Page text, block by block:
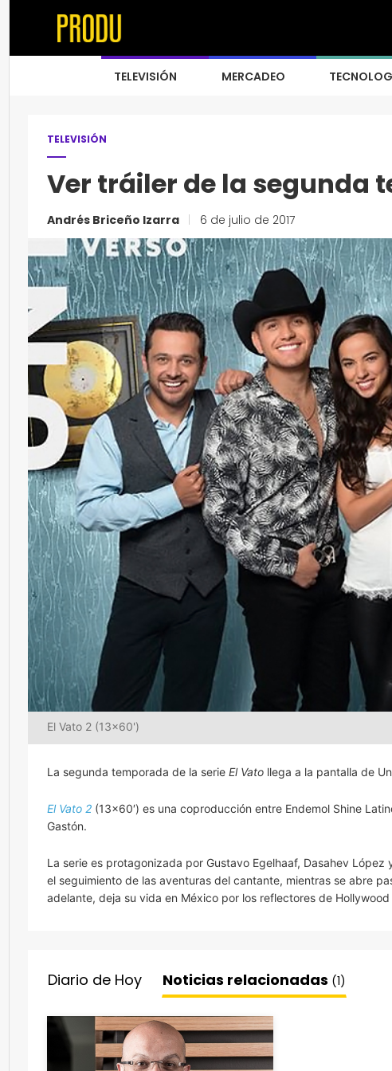
TELEVISIÓN MERCADEO
TELEVISIÓN
Ver tráiler de la segunda
Andrés Briceño Izarra 6 de julio de 2017
El Vato 2 (13x60')
La segunda temporada de la serie El Vato llega a la pantalla de
El Vato 2 (13×60′) es una coproducción entre Endemol Shine
Gastón.
La serie es protagonizada por Gustavo Egelhaaf, Dasahev
el seguimiento de las aventuras del cantante, mientras se abre
adelante, deja su vida en México por los reflectores de
Diario de Hoy Noticias relacionadas (1)